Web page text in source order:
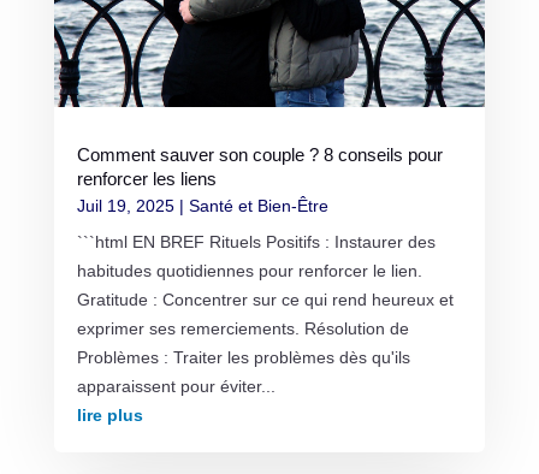
Comment sauver son couple ? 8 conseils pour
renforcer les liens
Juil 19, 2025| Santé et Bien-Être
```html EN BREF Rituels Positifs : Instaurer des
habitudes quotidiennes pour renforcer le lien.
Gratitude : Concentrer sur ce qui rend heureux et
exprimer ses remerciements. Résolution de
Problèmes : Traiter les problèmes dès qu'ils
apparaissent pour éviter...
lire plus